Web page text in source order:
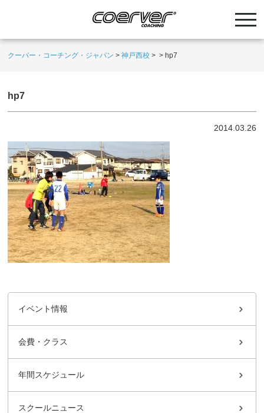
クーバー・コーチング・ジャパン >神戸西校 > > hp7
hp7
2014.03.26
イベント情報
会費・クラス
年間スケジュール
スクールニュース